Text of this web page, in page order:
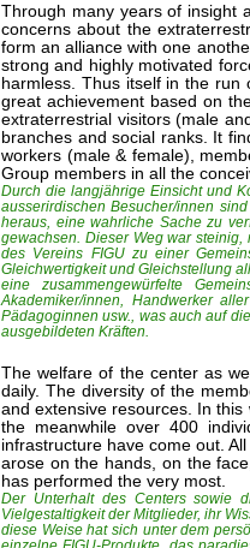
Through many years of insight
concerns about the
form an alliance with one
strong and highly motivated
harmless. Thus itself in the run
great achievement based on
extraterrestrial visitors (male
branches and social ranks. It
workers (male & female),
Group members in all the
Durch die langjährige Einsicht und
ausserirdischen Besucher/innen
heraus, eine wahrliche Sache zu
gewachsen. Dieser Weg war
des Vereins FIGU zu einer
Gleichwertigkeit und Gleichstellung
eine zusammengewürfelte
Akademiker/innen, Handwerker
Pädagoginnen usw., was auch auf
ausgebildeten Kräften.
The welfare of the center as
daily. The diversity of the
and extensive resources. In this
the meanwhile over 400
infrastructure have come out.
arose on the hands, on the
has performed the very most.
Der Unterhalt des Centers sowie
Vielgestaltigkeit der Mitglieder, ihr
diese Weise hat sich unter dem